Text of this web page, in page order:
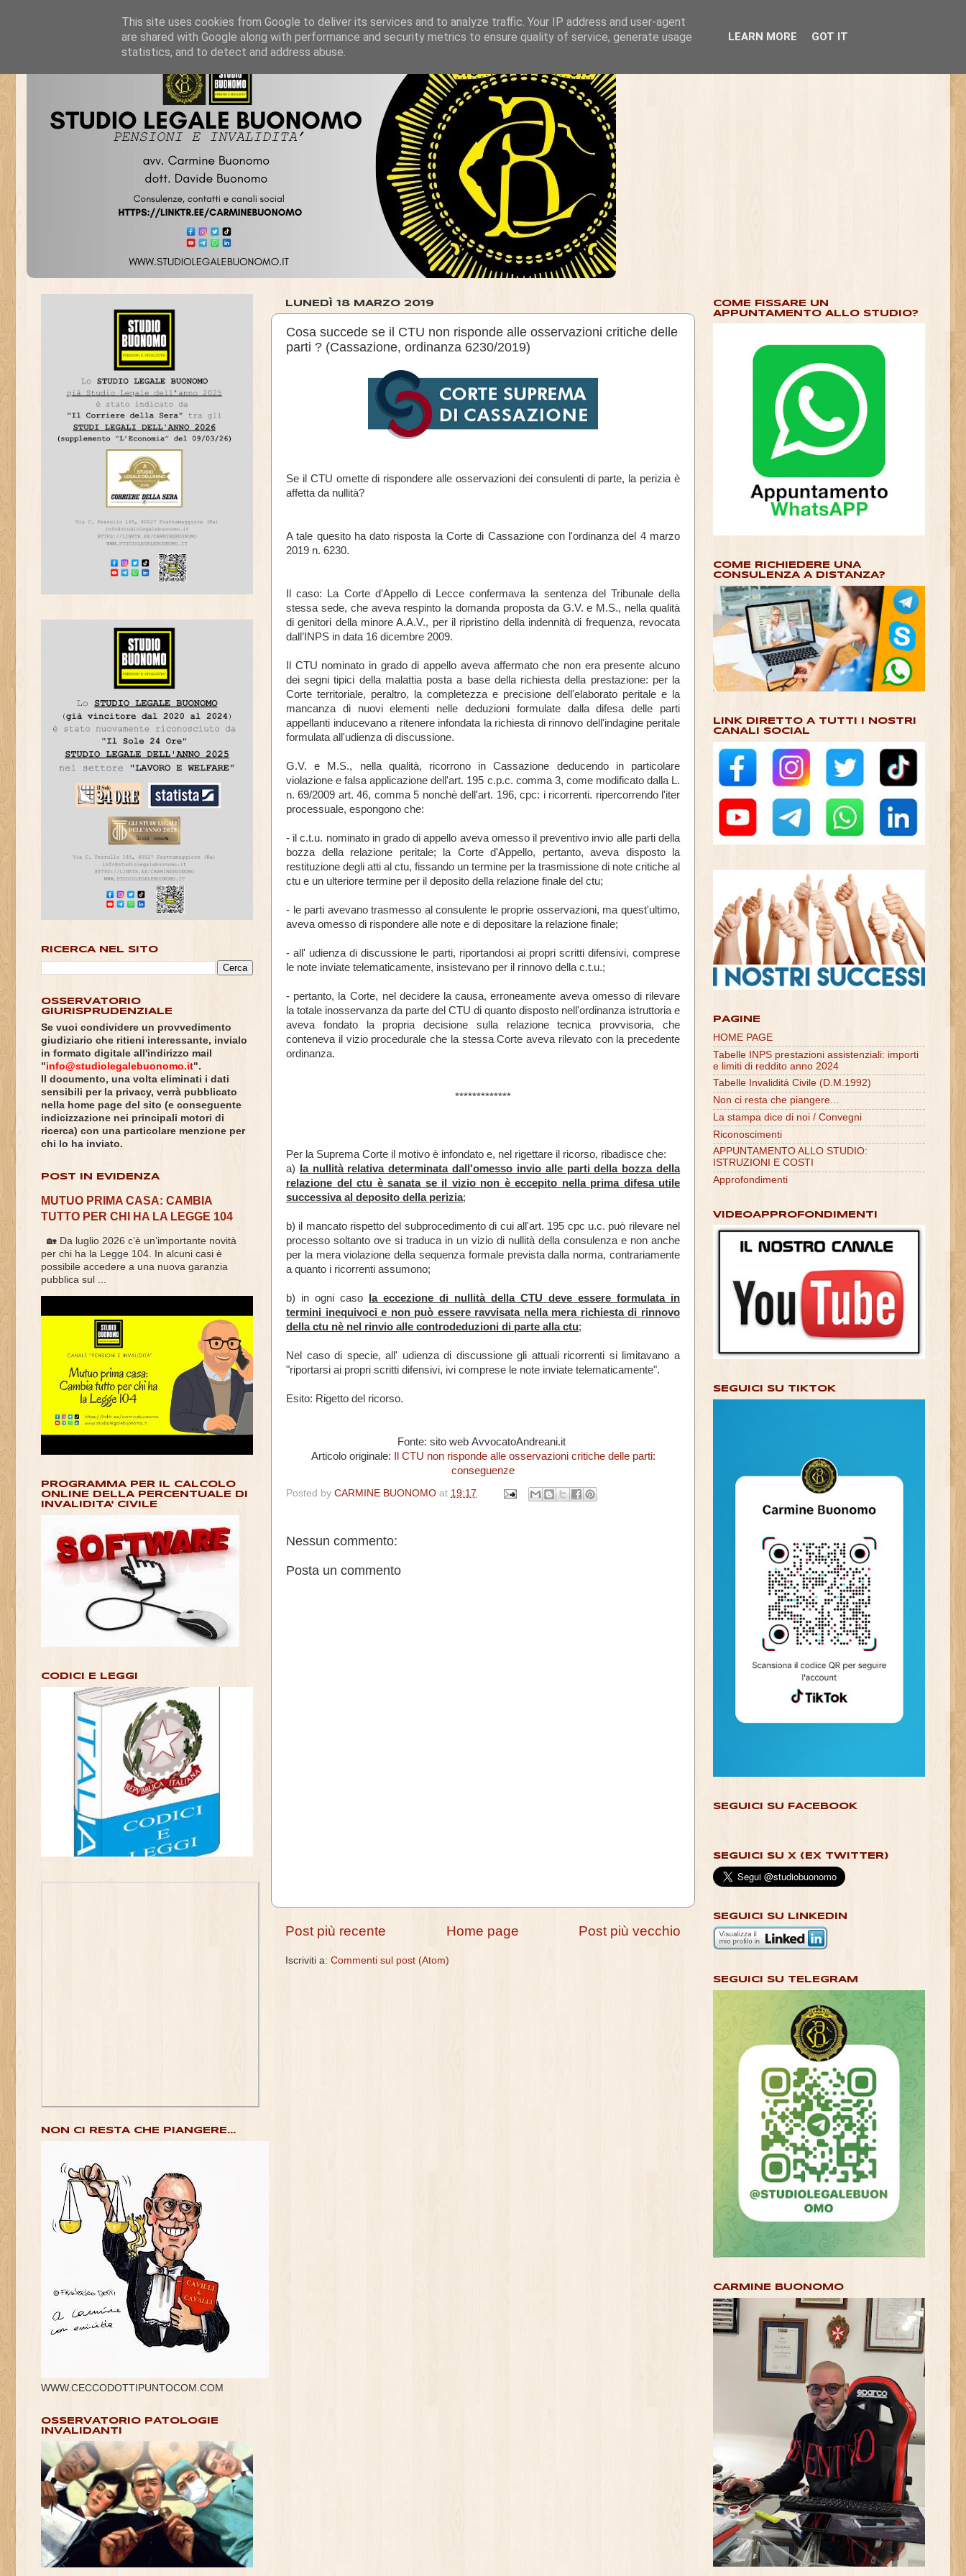
LUNEDÌ 18 MARZO 2019
Cosa succede se il CTU non risponde alle osservazioni critiche delle
parti ? (Cassazione, ordinanza 6230/2019)
Se il CTU omette di rispondere alle osservazioni dei consulenti di parte, la perizia è
affetta da nullità?
A tale quesito ha dato risposta la Corte di Cassazione con l'ordinanza del 4 marzo
2019 n. 6230.
Il caso: La Corte d'Appello di Lecce confermava la sentenza del Tribunale della
stessa sede, che aveva respinto la domanda proposta da G.V. e M.S., nella qualità
di genitori della minore A.A.V., per il ripristino della indennità di frequenza, revocata
dall’INPS in data 16 dicembre 2009.
Il CTU nominato in grado di appello aveva affermato che non era presente alcuno
dei segni tipici della malattia posta a base della richiesta della prestazione: per la
Corte territoriale, peraltro, la completezza e precisione dell'elaborato peritale e la
mancanza di nuovi elementi nelle deduzioni formulate dalla difesa delle parti
appellanti inducevano a ritenere infondata la richiesta di rinnovo dell'indagine peritale
formulata all'udienza di discussione.
G.V. e M.S., nella qualità, ricorrono in Cassazione deducendo in particolare
violazione e falsa applicazione dell'art. 195 c.p.c. comma 3, come modificato dalla L.
n. 69/2009 art. 46, comma 5 nonchè dell'art. 196, cpc: i ricorrenti. ripercorrendo l'iter
processuale, espongono che:
- il c.t.u. nominato in grado di appello aveva omesso il preventivo invio alle parti della
bozza della relazione peritale; la Corte d'Appello, pertanto, aveva disposto la
restituzione degli atti al ctu, fissando un termine per la trasmissione di note critiche al
ctu e un ulteriore termine per il deposito della relazione finale del ctu;
- le parti avevano trasmesso al consulente le proprie osservazioni, ma quest'ultimo,
aveva omesso di rispondere alle note e di depositare la relazione finale;
- all' udienza di discussione le parti, riportandosi ai propri scritti difensivi, comprese
le note inviate telematicamente, insistevano per il rinnovo della c.t.u.;
- pertanto, la Corte, nel decidere la causa, erroneamente aveva omesso di rilevare
la totale inosservanza da parte del CTU di quanto disposto nell'ordinanza istruttoria e
aveva fondato la propria decisione sulla relazione tecnica provvisoria, che
conteneva il vizio procedurale che la stessa Corte aveva rilevato con la precedente
ordinanza.
*************
Per la Suprema Corte il motivo è infondato e, nel rigettare il ricorso, ribadisce che:
a) la nullità relativa determinata dall'omesso invio alle parti della bozza della
relazione del ctu è sanata se il vizio non è eccepito nella prima difesa utile
successiva al deposito della perizia;
b) il mancato rispetto del subprocedimento di cui all'art. 195 cpc u.c. può rilevare nel
processo soltanto ove si traduca in un vizio di nullità della consulenza e non anche
per la mera violazione della sequenza formale prevista dalla norma, contrariamente
a quanto i ricorrenti assumono;
b) in ogni caso la eccezione di nullità della CTU deve essere formulata in
termini inequivoci e non può essere ravvisata nella mera richiesta di rinnovo
della ctu nè nel rinvio alle controdeduzioni di parte alla ctu;
Nel caso di specie, all' udienza di discussione gli attuali ricorrenti si limitavano a
"riportarsi ai propri scritti difensivi, ivi comprese le note inviate telematicamente".
Esito: Rigetto del ricorso.
Fonte: sito web AvvocatoAndreani.it
Articolo originale: Il CTU non risponde alle osservazioni critiche delle parti:
conseguenze
Posted by CARMINE BUONOMO at 19:17
Nessun commento:
Posta un commento
Post più recente Post più vecchio
Home page
Iscriviti a: Commenti sul post (Atom)
RICERCA NEL SITO
OSSERVATORIO
GIURISPRUDENZIALE
Se vuoi condividere un provvedimento
giudiziario che ritieni interessante, invialo
in formato digitale all'indirizzo mail
"info@studiolegalebuonomo.it".
Il documento, una volta eliminati i dati
sensibili per la privacy, verrà pubblicato
nella home page del sito (e conseguente
indicizzazione nei principali motori di
ricerca) con una particolare menzione per
chi lo ha inviato.
POST IN EVIDENZA
MUTUO PRIMA CASA: CAMBIA
TUTTO PER CHI HA LA LEGGE 104
🏡 Da luglio 2026 c’è un’importante novità
per chi ha la Legge 104. In alcuni casi è
possibile accedere a una nuova garanzia
pubblica sul ...
PROGRAMMA PER IL CALCOLO
ONLINE DELLA PERCENTUALE DI
INVALIDITA' CIVILE
CODICI E LEGGI
NON CI RESTA CHE PIANGERE...
WWW.CECCODOTTIPUNTOCOM.COM
OSSERVATORIO PATOLOGIE
INVALIDANTI
COME FISSARE UN
APPUNTAMENTO ALLO STUDIO?
COME RICHIEDERE UNA
CONSULENZA A DISTANZA?
LINK DIRETTO A TUTTI I NOSTRI
CANALI SOCIAL
PAGINE
HOME PAGE
Tabelle INPS prestazioni assistenziali: importi
e limiti di reddito anno 2024
Tabelle Invaliditá Civile (D.M.1992)
Non ci resta che piangere...
La stampa dice di noi / Convegni
Riconoscimenti
APPUNTAMENTO ALLO STUDIO:
ISTRUZIONI E COSTI
Approfondimenti
VIDEOAPPROFONDIMENTI
SEGUICI SU TIKTOK
SEGUICI SU FACEBOOK
SEGUICI SU X (EX TWITTER)
SEGUICI SU LINKEDIN
SEGUICI SU TELEGRAM
CARMINE BUONOMO
This site uses cookies from Google to deliver its services and to analyze traffic. Your IP address and user-agent
are shared with Google along with performance and security metrics to ensure quality of service, generate usage
statistics, and to detect and address abuse.
LEARN MORE GOT IT